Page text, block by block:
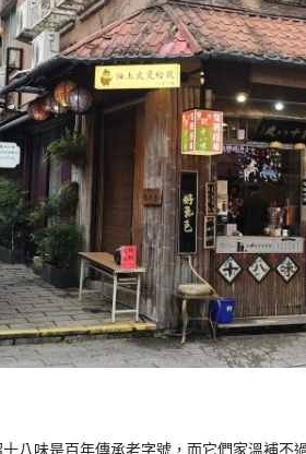
八味是百年傳承老字號，而它們家溫補不